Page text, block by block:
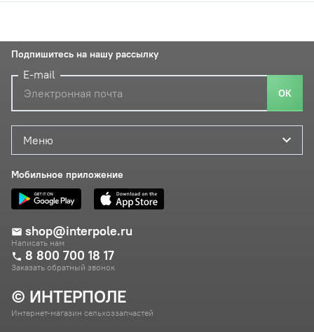
© ИНТЕРПОЛЕ
Интернет-магазин сельхоззапчастей
Меню
Мобильное приложение
shop@interpole.ru
Написать нам
8 800 700 18 17
Заказать обратный звонок
Подпишитесь на нашу рассылку
E-mail
ОК